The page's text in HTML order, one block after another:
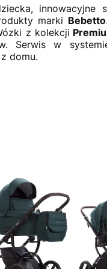
marki Bebetto
z kolekcji
Serwis w
domu.